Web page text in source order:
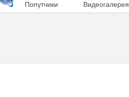
Попутчики
Видеогалерея